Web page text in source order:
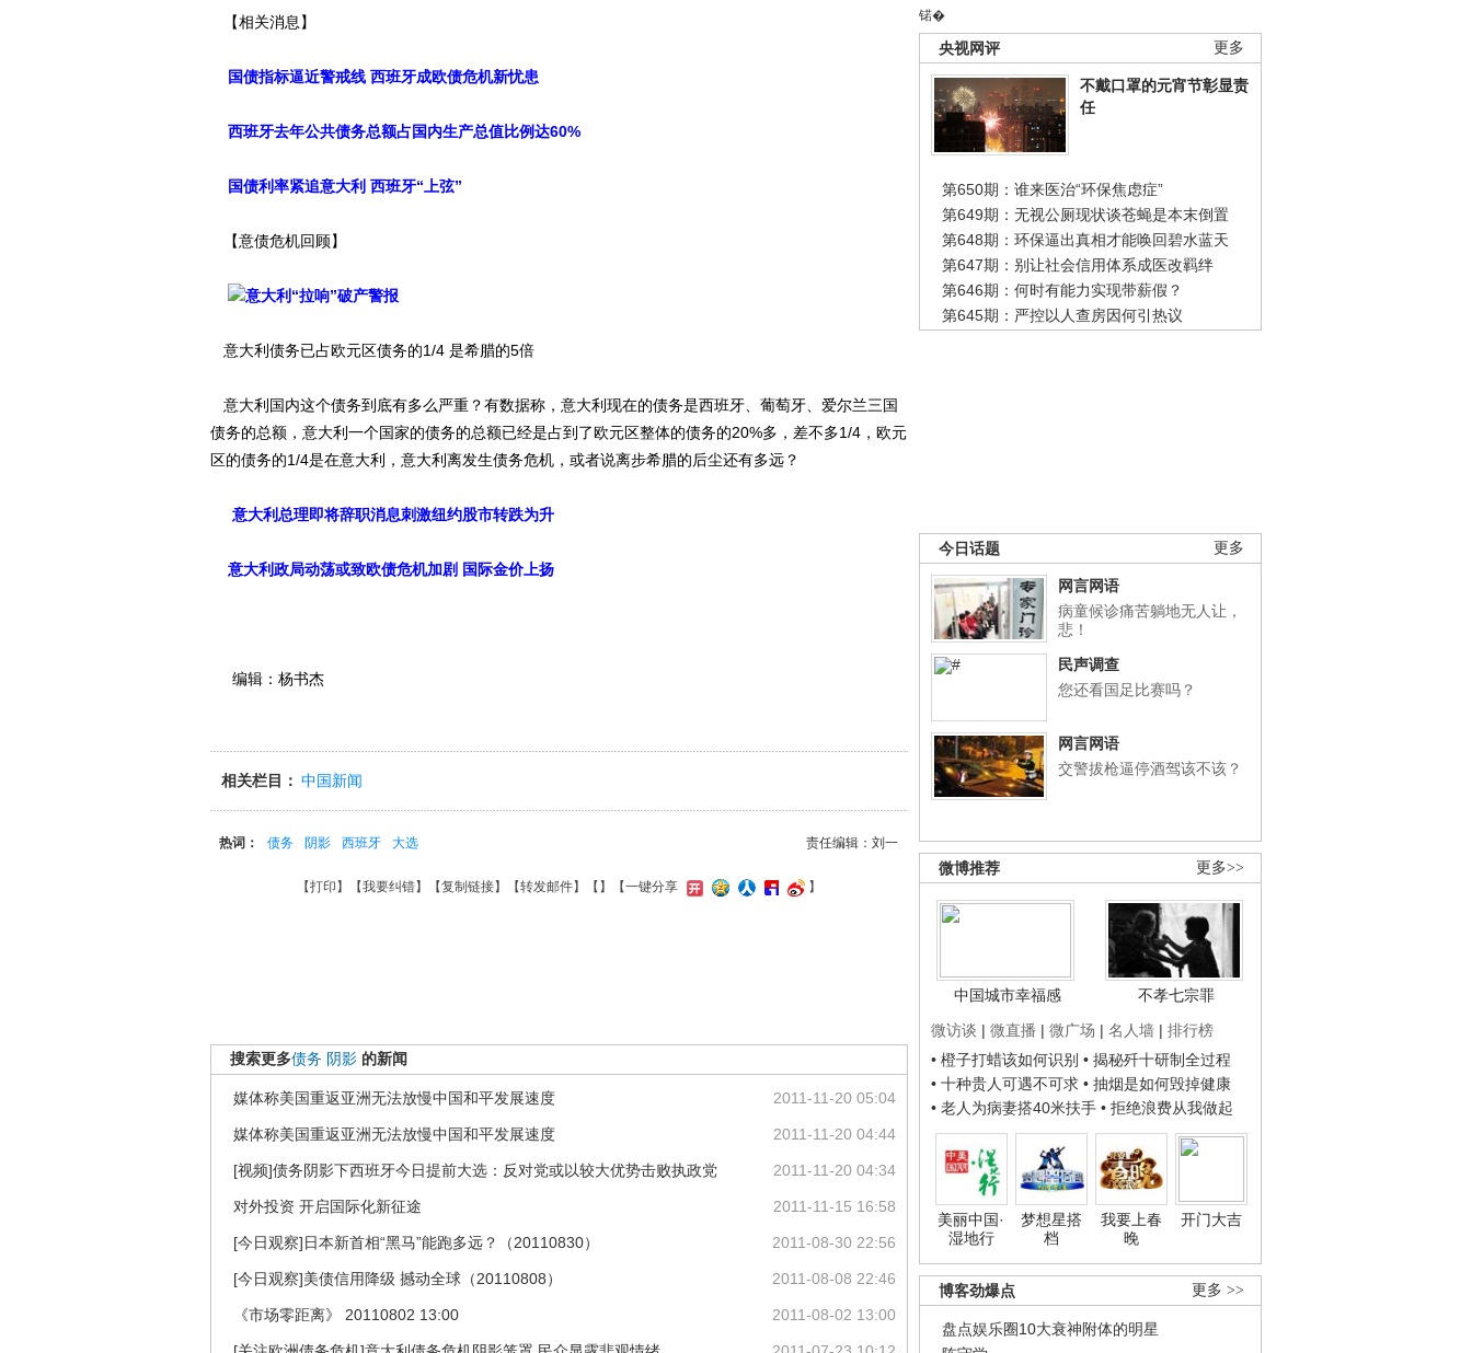
锘�
更多
央视网评
不戴口罩的元宵节彰显责
任
第650期：谁来医治“环保焦虑症”
第649期：无视公厕现状谈苍蝇是本末倒置
第648期：环保逼出真相才能唤回碧水蓝天
第647期：别让社会信用体系成医改羁绊
第646期：何时有能力实现带薪假？
第645期：严控以人查房因何引热议
更多
今日话题
网言网语
病童候诊痛苦躺地无人让，
悲！
民声调查
您还看国足比赛吗？
网言网语
交警拔枪逼停酒驾该不该？
更多>>
微博推荐
中国城市幸福感
不孝七宗罪
微访谈 | 微直播 | 微广场 | 名人墙 | 排行榜
• 橙子打蜡该如何识别 • 揭秘歼十研制全过程
• 十种贵人可遇不可求 • 抽烟是如何毁掉健康
• 老人为病妻搭40米扶手 • 拒绝浪费从我做起
美丽中国·
湿地行
梦想星搭
档
我要上春
晚
开门大吉
更多 >>
博客劲爆点
盘点娱乐圈10大衰神附体的明星
【相关消息】
国债指标逼近警戒线 西班牙成欧债危机新忧患
西班牙去年公共债务总额占国内生产总值比例达60%
国债利率紧追意大利 西班牙“上弦”
【意债危机回顾】
意大利“拉响”破产警报
意大利债务已占欧元区债务的1/4 是希腊的5倍
意大利国内这个债务到底有多么严重？有数据称，意大利现在的债务是西班牙、葡萄牙、爱尔兰三国
债务的总额，意大利一个国家的债务的总额已经是占到了欧元区整体的债务的20%多，差不多1/4，欧元
区的债务的1/4是在意大利，意大利离发生债务危机，或者说离步希腊的后尘还有多远？
意大利总理即将辞职消息刺激纽约股市转跌为升
意大利政局动荡或致欧债危机加剧 国际金价上扬
编辑：杨书杰
相关栏目： 中国新闻
责任编辑：刘一
热词： 债务 阴影 西班牙 大选
【打印 】【我要纠错】【复制链接】【转发邮件】【 】 【一键分享 】
搜索更多债务 阴影 的新闻
2011-11-20 05:04
媒体称美国重返亚洲无法放慢中国和平发展速度
2011-11-20 04:44
媒体称美国重返亚洲无法放慢中国和平发展速度
2011-11-20 04:34
[视频]债务阴影下西班牙今日提前大选：反对党或以较大优势击败执政党
2011-11-15 16:58
对外投资 开启国际化新征途
2011-08-30 22:56
[今日观察]日本新首相“黑马”能跑多远？（20110830）
2011-08-08 22:46
[今日观察]美债信用降级 撼动全球（20110808）
2011-08-02 13:00
《市场零距离》 20110802 13:00